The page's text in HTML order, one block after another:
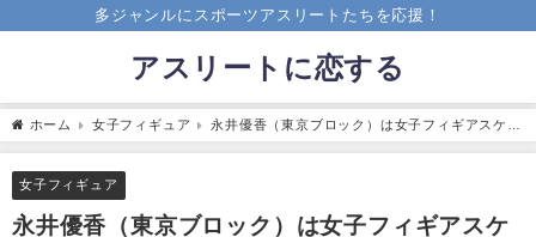
多ジャンルにスポーツアスリートたちを応援！
アスリートに恋する
ホーム 女子フィギュア
永井優香（東京ブロック）は女子フィギアスケー
トの新星？蝶々夫人が浅田真央とかぶる！コーチと振付師はどんな人？
女子フィギュア
永井優香（東京ブロック）は女子フィギアスケ